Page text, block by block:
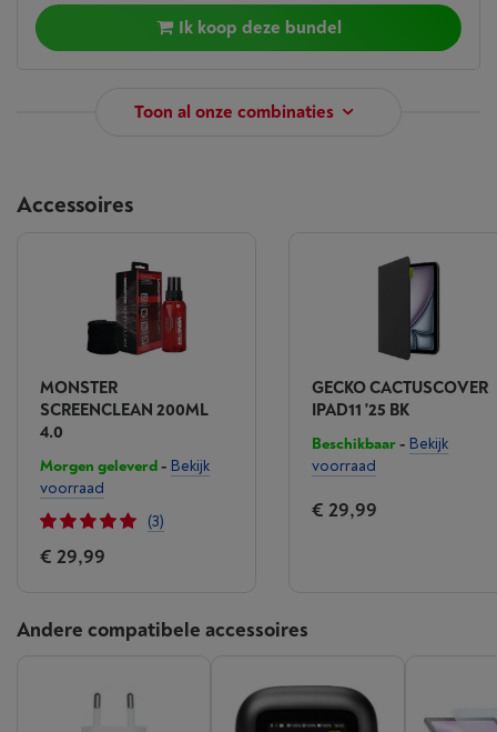
Ik koop deze bundel
Toon al onze combinaties
Accessoires
MONSTER
SCREENCLEAN 200ML
4.0
Morgen geleverd- Bekijk
voorraad
(3)
€ 29,99
GECKO CACTUSCOVER
IPAD11 '25 BK
Beschikbaar- Bekijk
voorraad
€ 29,99
Andere compatibele accessoires